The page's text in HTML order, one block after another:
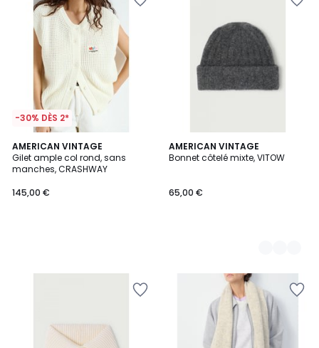
-30% DÈS 2*
AMERICAN VINTAGE
Gilet ample col rond, sans
manches, CRASHWAY
145,00 €
AMERICAN VINTAGE
Bonnet côtelé mixte, VITOW
65,00 €
3
Couleurs